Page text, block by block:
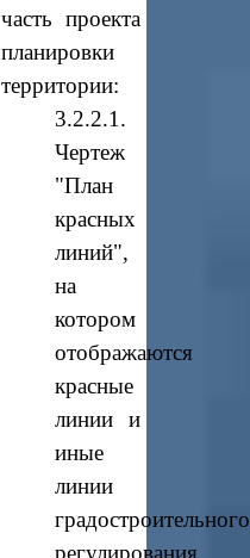
часть проекта
планировки
территории:
3.2.2.1.
Чертеж
"План
красных
линий",
на
котором
отображаются
красные
линии и
иные
линии
градостроительного
регулирования